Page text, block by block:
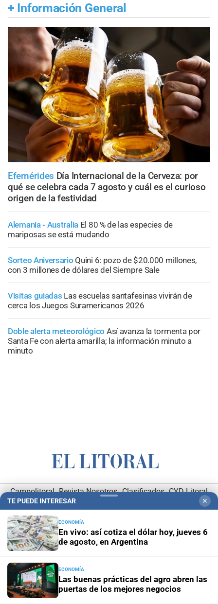
+ Información General
Efemérides Día Internacional de la Cerveza: por
qué se celebra cada 7 agosto y cuál es el curioso
origen de la festividad
Alemania - Australia El 80 % de las especies de
mariposas se está mudando
Sorteo Aniversario Quini 6: pozo de $20.000 millones,
con 3 millones de dólares del Siempre Sale
Visitas guiadas Las escuelas santafesinas vivirán de
cerca los Juegos Suramericanos 2026
Doble alerta meteorológico Así avanza la tormenta por
Santa Fe con alerta amarilla; la información minuto a
minuto
Campolitoral Revista Nosotros Clasificados CYD Litoral
Puerto Negocios
Notife
Hemeroteca Digital (1930-1979)
TE PUEDE INTERESAR ✕
ECONOMÍA
En vivo: así cotiza el dólar hoy, jueves 6
de agosto, en Argentina
ECONOMÍA
Las buenas prácticas del agro abren las
puertas de los mejores negocios